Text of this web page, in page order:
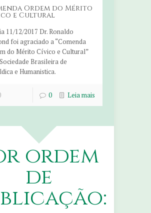
Ordem do Mérito
e Cultural
11/12/2017 Dr. Ronaldo
foi agraciado a “Comenda
do Mérito Cívico e Cultural”
Brasileira de
e Humanistica.
0 Leia mais
ordem
de